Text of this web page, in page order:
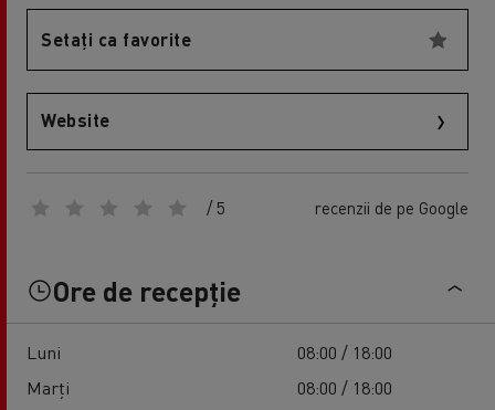
Setați ca favorite
Website
/ 5 recenzii de pe Google
Ore de recepție
Luni
08:00 / 18:00
Marți
08:00 / 18:00